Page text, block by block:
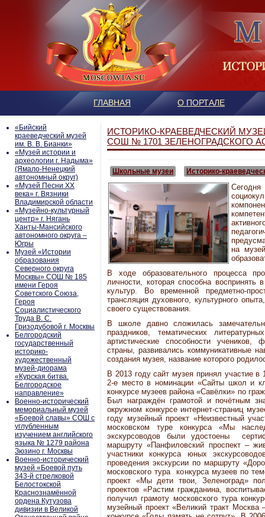
ГЛАВНАЯ О ПОРТАЛЕ
«Бийский
краеведческий музей
им. В. В. Бианки»
«Музей истории и
археологии г. Надыма»
(Ямало-Ненецкий
автономный округ)
«Музей Песни ХХ
века» г. Вязники
Владимирской области
«Музейно-культурный
центр» г. Нягань
Ханты-Мансийского
автономного округа –
Югры
Mузей «Истории
образования
Северного округа
Москвы» СОШ № 185
имени Героя
Советского Союза,
Героя
Социалистического
Труда В. С.
Гризодубовой г. Москвы
Белгородский
государственный
историко-
художественный
музей-диорама
«Курская битва.
Белгородское
направление»
Военно-исторический
мемориальный музей
«Боевой славы» СОШ с
углубленным
изучением английского
языка № 1279 района
Зюзино г. Москвы
Военно-исторический
музей «Боевой путь
343-й стрелковой
Белостокской
Краснознамённой
ордена Кутузова
дивизии в Великой
ИСТОРИКО-КРАЕВЕДЧЕСКИЙ
СОШ № 1701 ЗЕЛЕНОГРАДСКОГО
Школьные музеи Историко-
на
В ходе образовательного процесса
личности, которая способна воспринять
культур. Во временной предметно-
трансляция духовного, культурного
своего существования.
В школе давно сложилась
праздников, тематических
артистические способности
страны, развивались коммуникативные
создания музея, название которого
В 2013 году сайт музея принял участие
2-е место в номинации «Сайты школ и
конкурсе музеев района «Савёлки» по
Был награждён грамотой и почётным
окружном конкурсе интернет-страниц
году музейный проект «Неизвестный
московском туре конкурса «Мы
экскурсоводов были удостоены
маршруту «Панфиловский проспект –
участники конкурса юных
проведения экскурсии по маршруту
московского тура конкурса музеев по
проект «Мы дети твои, Зеленоград»
проектов «Растим гражданина,
получил грамоту московского тура
музейный проект «Великий тракт